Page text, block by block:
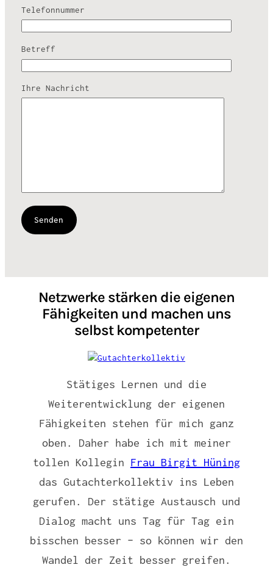
Telefonnummer
Betreff
Ihre Nachricht
Netzwerke stärken die eigenen
Fähigkeiten und machen uns
selbst kompetenter
Stätiges Lernen und die
Weiterentwicklung der eigenen
Fähigkeiten stehen für mich ganz
oben. Daher habe ich mit meiner
tollen Kollegin Frau Birgit Hüning
das Gutachterkollektiv ins Leben
gerufen. Der stätige Austausch und
Dialog macht uns Tag für Tag ein
bisschen besser – so können wir den
Wandel der Zeit besser greifen.